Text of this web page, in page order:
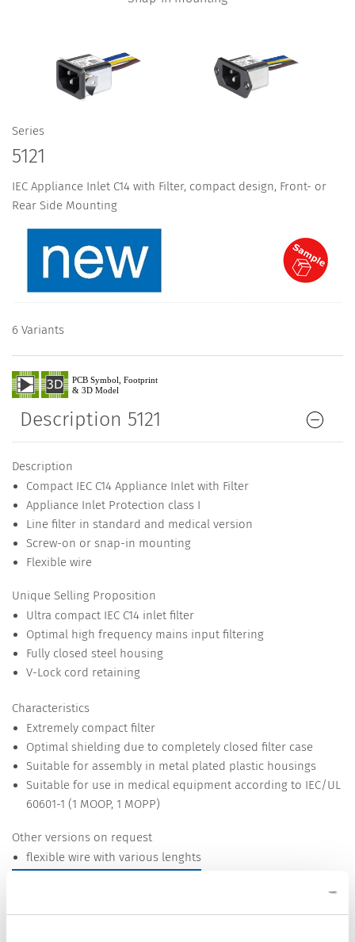
Series
5121
IEC Appliance Inlet C14 with Filter, compact design, Front- or
Rear Side Mounting
6 Variants
Description 5121
Description
Compact IEC C14 Appliance Inlet with Filter
Appliance Inlet Protection class I
Line filter in standard and medical version
Screw-on or snap-in mounting
Flexible wire
Unique Selling Proposition
Ultra compact IEC C14 inlet filter
Optimal high frequency mains input filtering
Fully closed steel housing
V-Lock cord retaining
Characteristics
Extremely compact filter
Optimal shielding due to completely closed filter case
Suitable for assembly in metal plated plastic housings
Suitable for use in medical equipment according to IEC/UL
60601-1 (1 MOOP, 1 MOPP)
Other versions on request
flexible wire with various lenghts